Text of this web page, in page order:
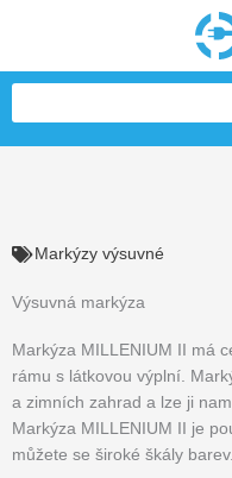
Markýzy výsuvné
Výsuvná markýza
Markýza MILLENIUM II má
rámu s látkovou výplní.
a zimních zahrad a lze ji
Markýza MILLENIUM II je
můžete se široké škály barev.